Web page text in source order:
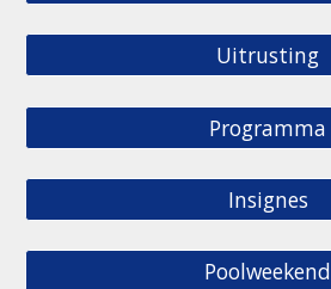
Uitrusting
Programma
Insignes
Poolweekend